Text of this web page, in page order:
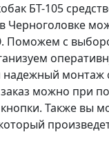
БТ-105
Черноголовке
Поможем с
монтаж
заказ можно при
Также вы